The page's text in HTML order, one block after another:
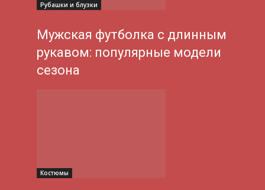
Рубашки и блузки
Мужская футболка с длинным
рукавом: популярные модели
сезона
Костюмы